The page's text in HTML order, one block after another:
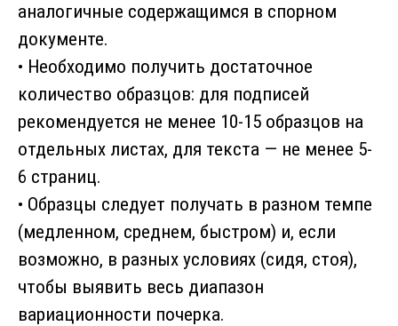
аналогичные содержащимся в спорном
документе.
• Необходимо получить достаточное
количество образцов: для подписей
рекомендуется не менее 10-15 образцов на
отдельных листах, для текста — не менее 5-
6 страниц.
• Образцы следует получать в разном темпе
(медленном, среднем, быстром) и, если
возможно, в разных условиях (сидя, стоя),
чтобы выявить весь диапазон
вариационности почерка.